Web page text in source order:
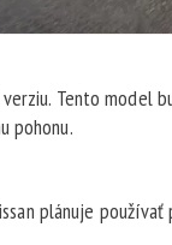
Tento model
pohonu.
plánuje používať